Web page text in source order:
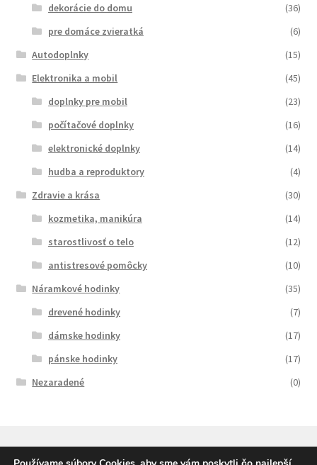
dekorácie do domu
(36)
pre domáce zvieratká
(6)
Autodoplnky
(15)
Elektronika a mobil
(45)
doplnky pre mobil
(23)
počítačové doplnky
(16)
elektronické doplnky
(14)
hudba a reproduktory
(4)
Zdravie a krása
(30)
kozmetika, manikúra
(14)
starostlivosť o telo
(12)
antistresové pomôcky
(10)
Náramkové hodinky
(35)
drevené hodinky
(7)
dámske hodinky
(17)
pánske hodinky
(17)
Nezaradené
(0)